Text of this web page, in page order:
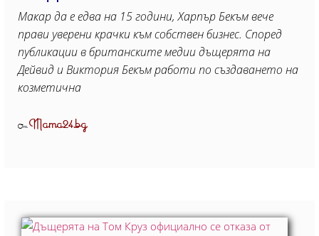
Макар да е едва на 15 години, Харпър Бекъм вече
прави уверени крачки към собствен бизнес. Според
публикации в британските медии дъщерята на
Дейвид и Виктория Бекъм работи по създаването на
козметична
ОтMama24.bg